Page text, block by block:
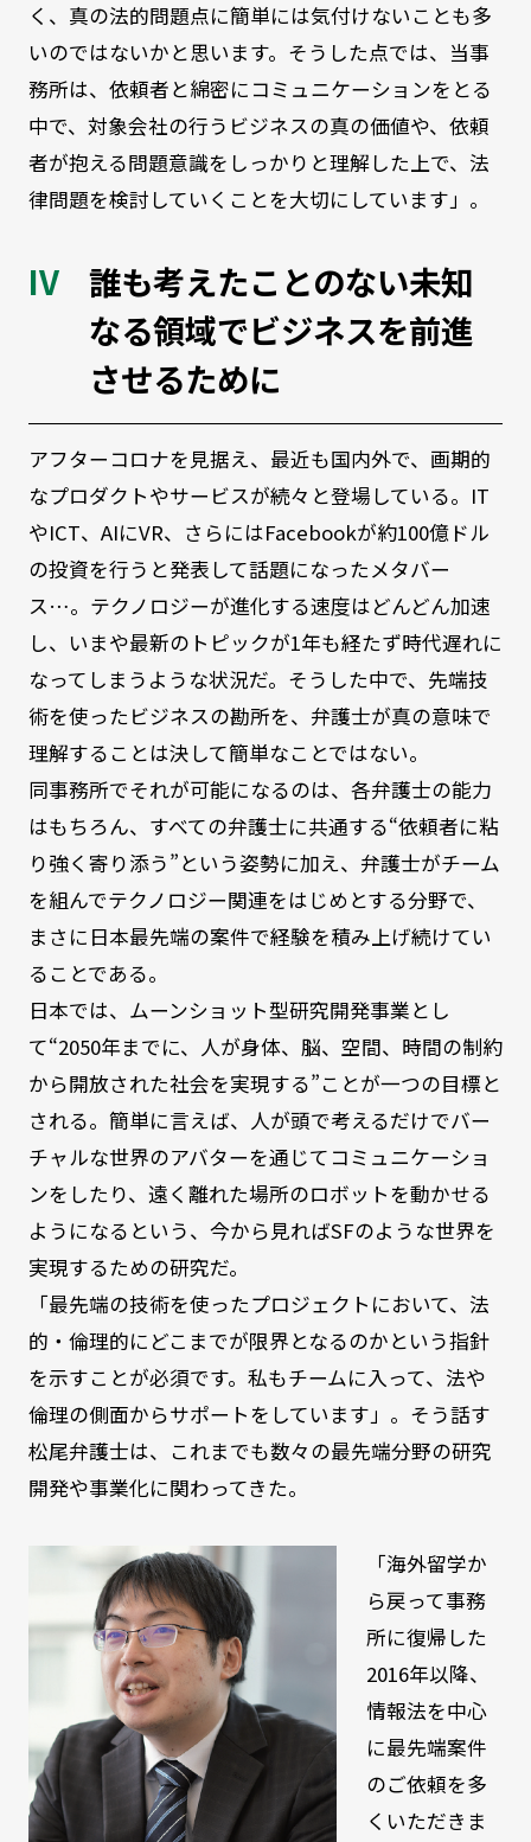
く、真の法的問題点に簡単には気付けないことも多
いのではないかと思います。そうした点では、当事
務所は、依頼者と綿密にコミュニケーションをとる
中で、対象会社の行うビジネスの真の価値や、依頼
者が抱える問題意識をしっかりと理解した上で、法
律問題を検討していくことを大切にしています」。
誰も考えたことのない未知
なる領域でビジネスを前進
させるために
アフターコロナを見据え、最近も国内外で、画期的
なプロダクトやサービスが続々と登場している。IT
やICT、AIにVR、さらにはFacebookが約100億ドル
の投資を行うと発表して話題になったメタバー
ス…。テクノロジーが進化する速度はどんどん加速
し、いまや最新のトピックが1年も経たず時代遅れに
なってしまうような状況だ。そうした中で、先端技
術を使ったビジネスの勘所を、弁護士が真の意味で
理解することは決して簡単なことではない。
同事務所でそれが可能になるのは、各弁護士の能力
はもちろん、すべての弁護士に共通する“依頼者に粘
り強く寄り添う”という姿勢に加え、弁護士がチーム
を組んでテクノロジー関連をはじめとする分野で、
まさに日本最先端の案件で経験を積み上げ続けてい
ることである。
日本では、ムーンショット型研究開発事業とし
て“2050年までに、人が身体、脳、空間、時間の制約
から開放された社会を実現する”ことが一つの目標と
される。簡単に言えば、人が頭で考えるだけでバー
チャルな世界のアバターを通じてコミュニケーショ
ンをしたり、遠く離れた場所のロボットを動かせる
ようになるという、今から見ればSFのような世界を
実現するための研究だ。
「最先端の技術を使ったプロジェクトにおいて、法
的・倫理的にどこまでが限界となるのかという指針
を示すことが必須です。私もチームに入って、法や
倫理の側面からサポートをしています」。そう話す
松尾弁護士は、これまでも数々の最先端分野の研究
開発や事業化に関わってきた。
「海外留学か
ら戻って事務
所に復帰した
2016年以降、
情報法を中心
に最先端案件
のご依頼を多
くいただきま